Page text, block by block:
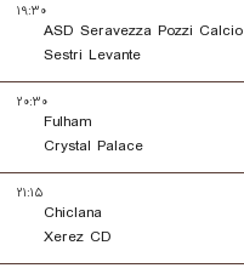
۱۹:۳۰
ASD Seravezza Pozzi Calcio
Sestri Levante
۲۰:۳۰
Fulham
Crystal Palace
۲۱:۱۵
Chiclana
Xerez CD